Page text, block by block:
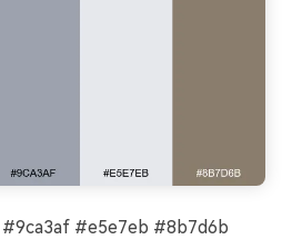
#e5e7eb #8b7d6b